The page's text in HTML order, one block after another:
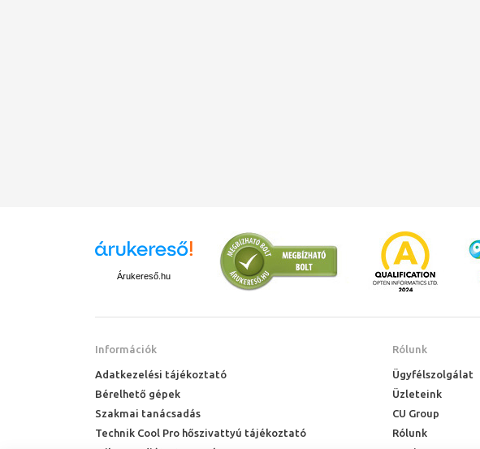
Árukereső.hu
Információk
Adatkezelési tájékoztató
Bérelhető gépek
Szakmai tanácsadás
Technik Cool Pro hőszivattyú tájékoztató
Rólunk
Ügyfélszolgálat
Üzleteink
CU Group
Rólunk